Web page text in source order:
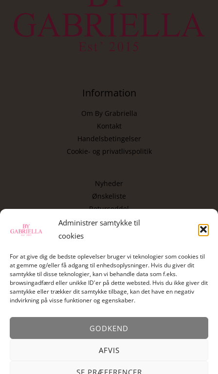
Administrer samtykke til
cookies
For at give dig de bedste oplevelser bruger vi teknologier som cookies til
at gemme og/eller få adgang til enhedsoplysninger. Hvis du giver dit
samtykke til disse teknologier, kan vi behandle data som f.eks.
browsingadfærd eller unikke ID'er på dette websted. Hvis du ikke giver dit
samtykke eller trækker dit samtykke tilbage, kan det have en negativ
indvirkning på visse funktioner og egenskaber.
GODKEND
AFVIS
SE PRÆFERENCER
Information
Om By Grabriella
Kontakt
Handelsbetingelser
Cookie- og privatlivspolitik
Nyheder
Ønskeliste
Returseddel
Copyright
Kontakt
By Gabriella , Vassingerød bygade 34, 3540 Lynge
Mail:info@bygabriella.dk